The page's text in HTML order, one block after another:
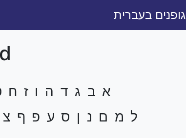
גופנים בעברית
א ב ג ד ה ו ז ח
ל מ ם נ ן ס ע פ ף